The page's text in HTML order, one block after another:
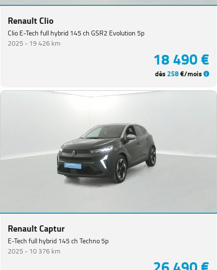
Renault Clio
Clio E-Tech full hybrid 145 ch GSR2 Evolution 5p
2025 - 19 426 km
18 490 €
dès 258€/mois
Renault Captur
E-Tech full hybrid 145 ch Techno 5p
2025 - 10 376 km